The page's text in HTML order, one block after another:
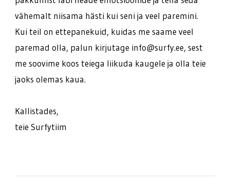
vähemalt niisama hästi kui seni ja veel paremini.
Kui teil on ettepanekuid, kuidas me saame veel
paremad olla, palun kirjutage info@surfy.ee, sest
me soovime koos teiega liikuda kaugele ja olla teie
jaoks olemas kaua.
Kallistades,
teie Surfytiim